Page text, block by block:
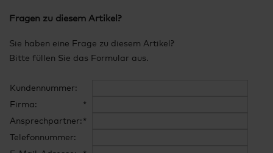
Fragen zu diesem Artikel?
Sie haben eine Frage zu diesem Artikel?
Bitte füllen Sie das Formular aus.
Kundennummer:
Firma:
*
Ansprechpartner:*
Telefonnummer: